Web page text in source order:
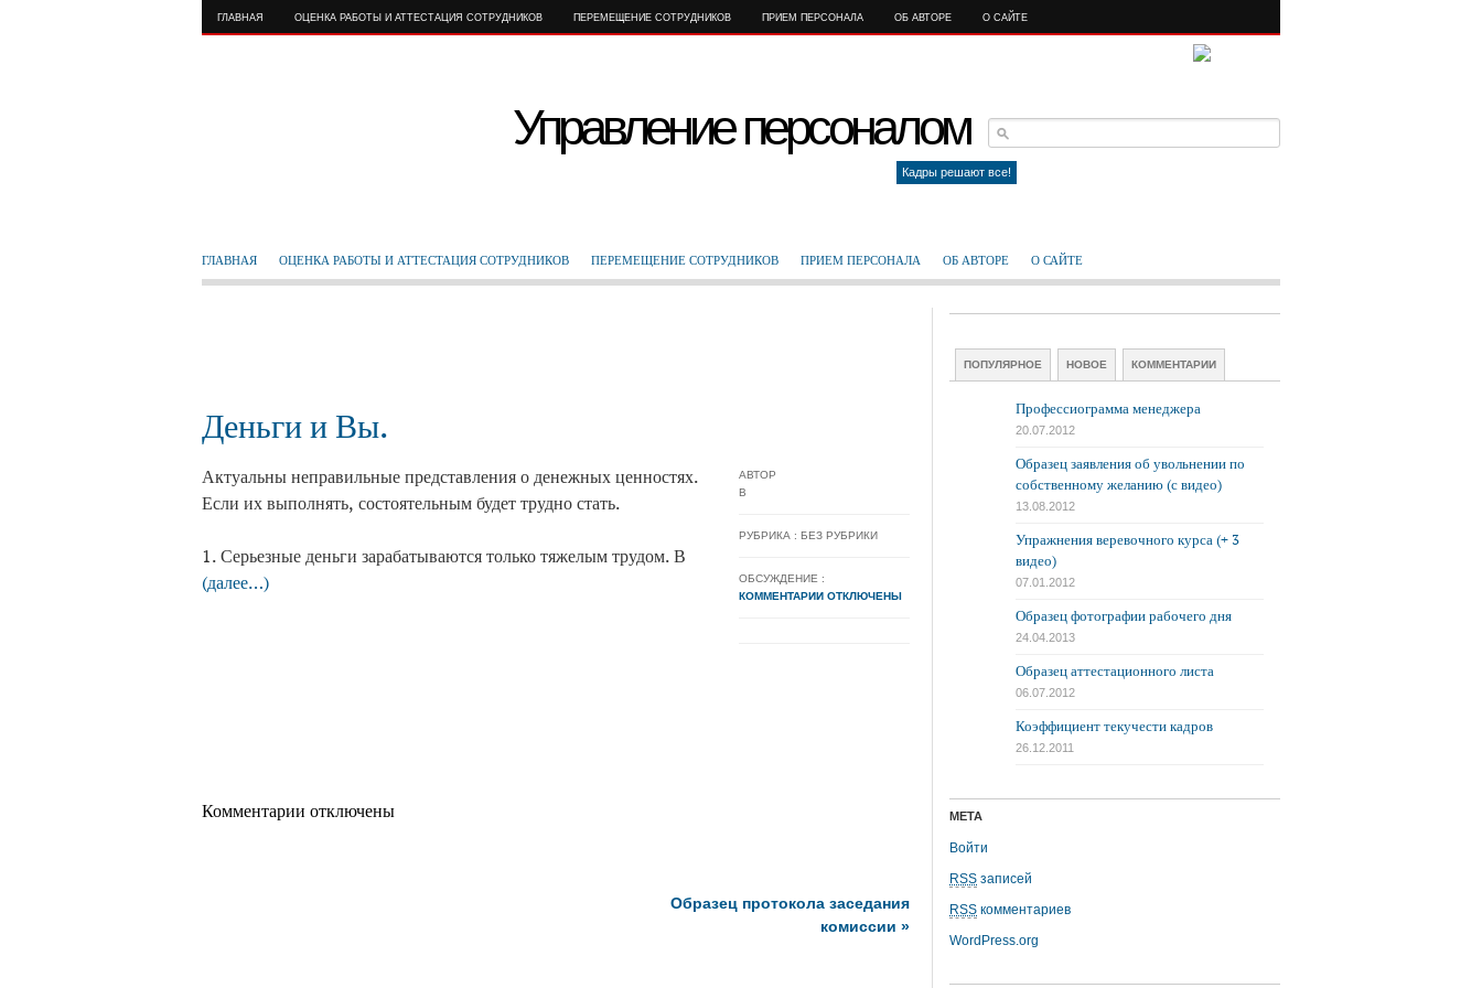
ГЛАВНАЯ ОЦЕНКА РАБОТЫ И АТТЕСТАЦИЯ СОТРУДНИКОВ ПЕРЕМЕЩЕНИЕ СОТРУДНИКОВ ПРИЕМ ПЕРСОНАЛА ОБ АВТОРЕ О САЙТЕ
Управление персоналом
Кадры решают все!
ГЛАВНАЯ ОЦЕНКА РАБОТЫ И АТТЕСТАЦИЯ СОТРУДНИКОВ ПЕРЕМЕЩЕНИЕ СОТРУДНИКОВ ПРИЕМ ПЕРСОНАЛА ОБ АВТОРЕ О САЙТЕ
Деньги и Вы.
АВТОР
В
РУБРИКА : БЕЗ РУБРИКИ
ОБСУЖДЕНИЕ :
КОММЕНТАРИИ ОТКЛЮЧЕНЫ
Актуальны неправильные представления о денежных ценностях.
Если их выполнять, состоятельным будет трудно стать.
1. Серьезные деньги зарабатываются только тяжелым трудом. В
(далее…)
Комментарии отключены
Образец протокола заседания
комиссии »
ПОПУЛЯРНОЕ НОВОЕ КОММЕНТАРИИ
Профессиограмма менеджера
20.07.2012
Образец заявления об увольнении по
собственному желанию (с видео)
13.08.2012
Упражнения веревочного курса (+ 3
видео)
07.01.2012
Образец фотографии рабочего дня
24.04.2013
Образец аттестационного листа
06.07.2012
Коэффициент текучести кадров
26.12.2011
МЕТА
Войти
RSS записей
RSS комментариев
WordPress.org